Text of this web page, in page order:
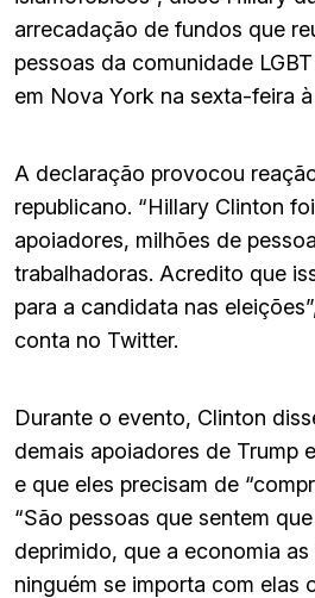
arrecadação de fundos que
pessoas da comunidade
em Nova York na sexta-feira
A declaração provocou
republicano. “Hillary Clinton
apoiadores, milhões de
trabalhadoras. Acredito que
para a candidata nas
conta no Twitter.
Durante o evento, Clinton
demais apoiadores de Trump
e que eles precisam de
“São pessoas que sentem
deprimido, que a economia
ninguém se importa com elas